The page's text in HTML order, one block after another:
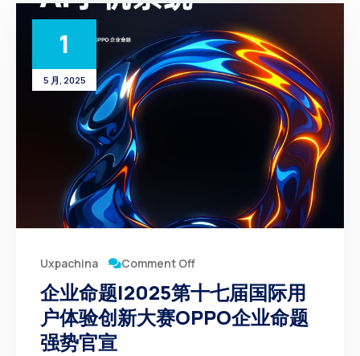
1
5 月, 2025
Uxpachina Comment Off
企业命题|2025第十七届国际用
户体验创新大赛OPPO企业命题
强势官宣